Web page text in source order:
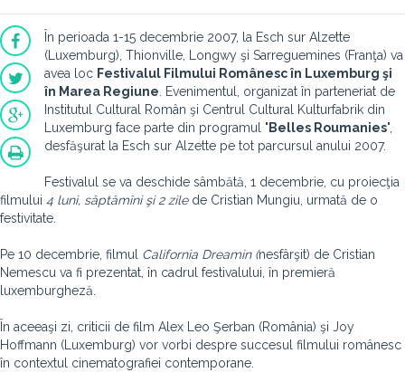
În perioada 1-15 decembrie 2007, la Esch sur Alzette
(Luxemburg), Thionville, Longwy şi Sarreguemines (Franţa) va
avea loc Festivalul Filmului Românesc în Luxemburg şi
în Marea Regiune . Evenimentul, organizat în parteneriat de
Institutul Cultural Român şi Centrul Cultural Kulturfabrik din
Luxemburg face parte din programul " Belles Roumanies",
desfăşurat la Esch sur Alzette pe tot parcursul anului 2007.
Festivalul se va deschide sâmbătă, 1 decembrie, cu proiecţia
filmului 4 luni, săptămîni şi 2 zilede Cristian Mungiu, urmată de o
festivitate.
Pe 10 decembrie, filmul California Dreamin (nesfârşit) de Cristian
Nemescu va fi prezentat, în cadrul festivalului, în premieră
luxemburgheză.
În aceeaşi zi, criticii de film Alex Leo Şerban (România) şi Joy
Hoffmann (Luxemburg) vor vorbi despre succesul filmului românesc
în contextul cinematografiei contemporane.